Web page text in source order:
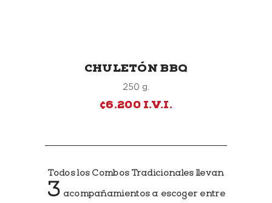
CHULETÓN BBQ
250 g.
¢6.200 I.V.I.
Todos los Combos Tradicionales llevan
3 acompañamientos a escoger entre